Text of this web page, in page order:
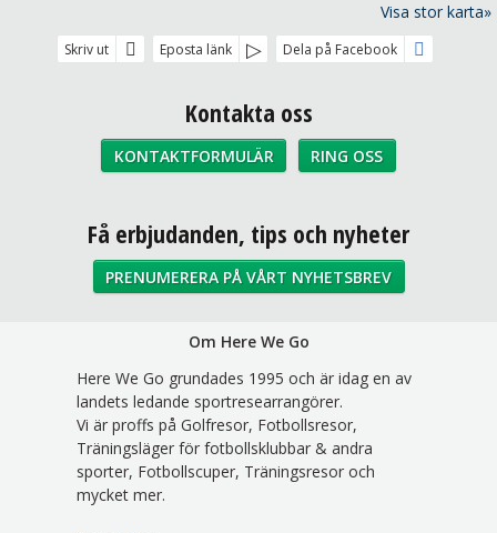
Visa stor karta»
Skriv ut Eposta länk Dela på Facebook
Kontakta oss
KONTAKTFORMULÄR RING OSS
Sociala medier
Få erbjudanden, tips och nyheter
PRENUMERERA PÅ VÅRT NYHETSBREV
Om Here We Go
Here We Go grundades 1995 och är idag en av
landets ledande sportresearrangörer.
Vi är proffs på Golfresor, Fotbollsresor,
Träningsläger för fotbollsklubbar & andra
sporter, Fotbollscuper, Träningsresor och
mycket mer.